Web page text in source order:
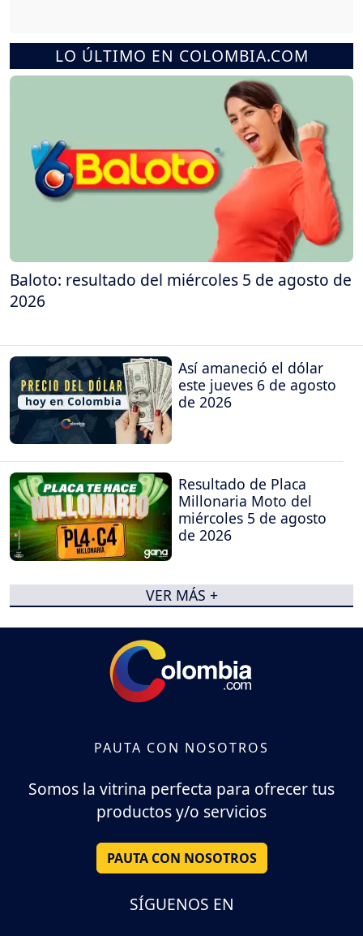
LO ÚLTIMO EN COLOMBIA.COM
Baloto: resultado del miércoles 5 de agosto de
2026
Así amaneció el dólar
este jueves 6 de agosto
de 2026
Resultado de Placa
Millonaria Moto del
miércoles 5 de agosto
de 2026
VER MÁS +
PAUTA CON NOSOTROS
Somos la vitrina perfecta para ofrecer tus
productos y/o servicios
PAUTA CON NOSOTROS
SÍGUENOS EN